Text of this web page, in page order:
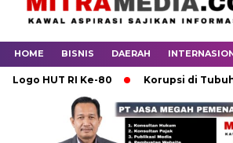
HOME BISNIS DAERAH
RI Ke-80 Korupsi di Tubuh KONI